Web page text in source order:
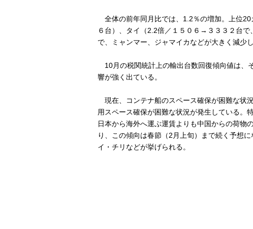
全体の前年同月比では、1.2％の増加。上位
６台）、タイ（2.2倍／１５０６→３３３２台
で、ミャンマー、ジャマイカなどが大きく減少
10月の税関統計上の輸出台数回復傾向値は、
響が強く出ている。
現在、コンテナ船のスペース確保が困難な状
用スペース確保が困難な状況が発生している。
日本から海外へ運ぶ運賃よりも中国からの荷物
り、この傾向は春節（2月上旬）まで続く予想
イ・チリなどが挙げられる。